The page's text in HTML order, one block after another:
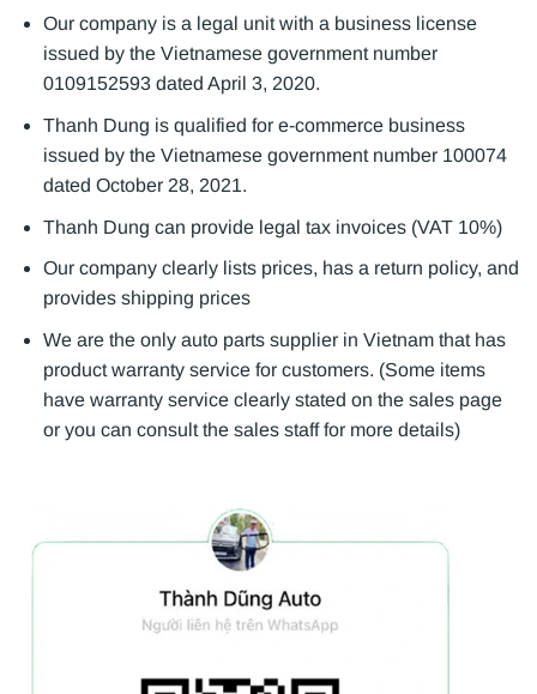
Our company is a legal unit with a business license
issued by the Vietnamese government number
0109152593 dated April 3, 2020.
Thanh Dung is qualified for e-commerce business
issued by the Vietnamese government number 100074
dated October 28, 2021.
Thanh Dung can provide legal tax invoices (VAT 10%)
Our company clearly lists prices, has a return policy, and
provides shipping prices
We are the only auto parts supplier in Vietnam that has
product warranty service for customers. (Some items
have warranty service clearly stated on the sales page
or you can consult the sales staff for more details)